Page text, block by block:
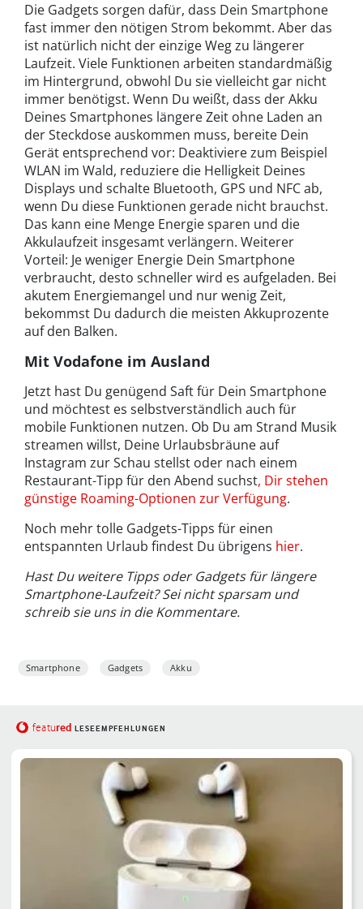
Die Gadgets sorgen dafür, dass Dein Smartphone
fast immer den nötigen Strom bekommt. Aber das
ist natürlich nicht der einzige Weg zu längerer
Laufzeit. Viele Funktionen arbeiten standardmäßig
im Hintergrund, obwohl Du sie vielleicht gar nicht
immer benötigst. Wenn Du weißt, dass der Akku
Deines Smartphones längere Zeit ohne Laden an
der Steckdose auskommen muss, bereite Dein
Gerät entsprechend vor: Deaktiviere zum Beispiel
WLAN im Wald, reduziere die Helligkeit Deines
Displays und schalte Bluetooth, GPS und NFC ab,
wenn Du diese Funktionen gerade nicht brauchst.
Das kann eine Menge Energie sparen und die
Akkulaufzeit insgesamt verlängern. Weiterer
Vorteil: Je weniger Energie Dein Smartphone
verbraucht, desto schneller wird es aufgeladen. Bei
akutem Energiemangel und nur wenig Zeit,
bekommst Du dadurch die meisten Akkuprozente
auf den Balken.
Mit Vodafone im Ausland
Jetzt hast Du genügend Saft für Dein Smartphone
und möchtest es selbstverständlich auch für
mobile Funktionen nutzen. Ob Du am Strand Musik
streamen willst, Deine Urlaubsbräune auf
Instagram zur Schau stellst oder nach einem
Restaurant-Tipp für den Abend suchst, Dir stehen
günstige Roaming-Optionen zur Verfügung.
Noch mehr tolle Gadgets-Tipps für einen
entspannten Urlaub findest Du übrigens hier.
Hast Du weitere Tipps oder Gadgets für längere
Smartphone-Laufzeit? Sei nicht sparsam und
schreib sie uns in die Kommentare.
Smartphone Gadgets Akku
featured LESEEMPFEHLUNGEN